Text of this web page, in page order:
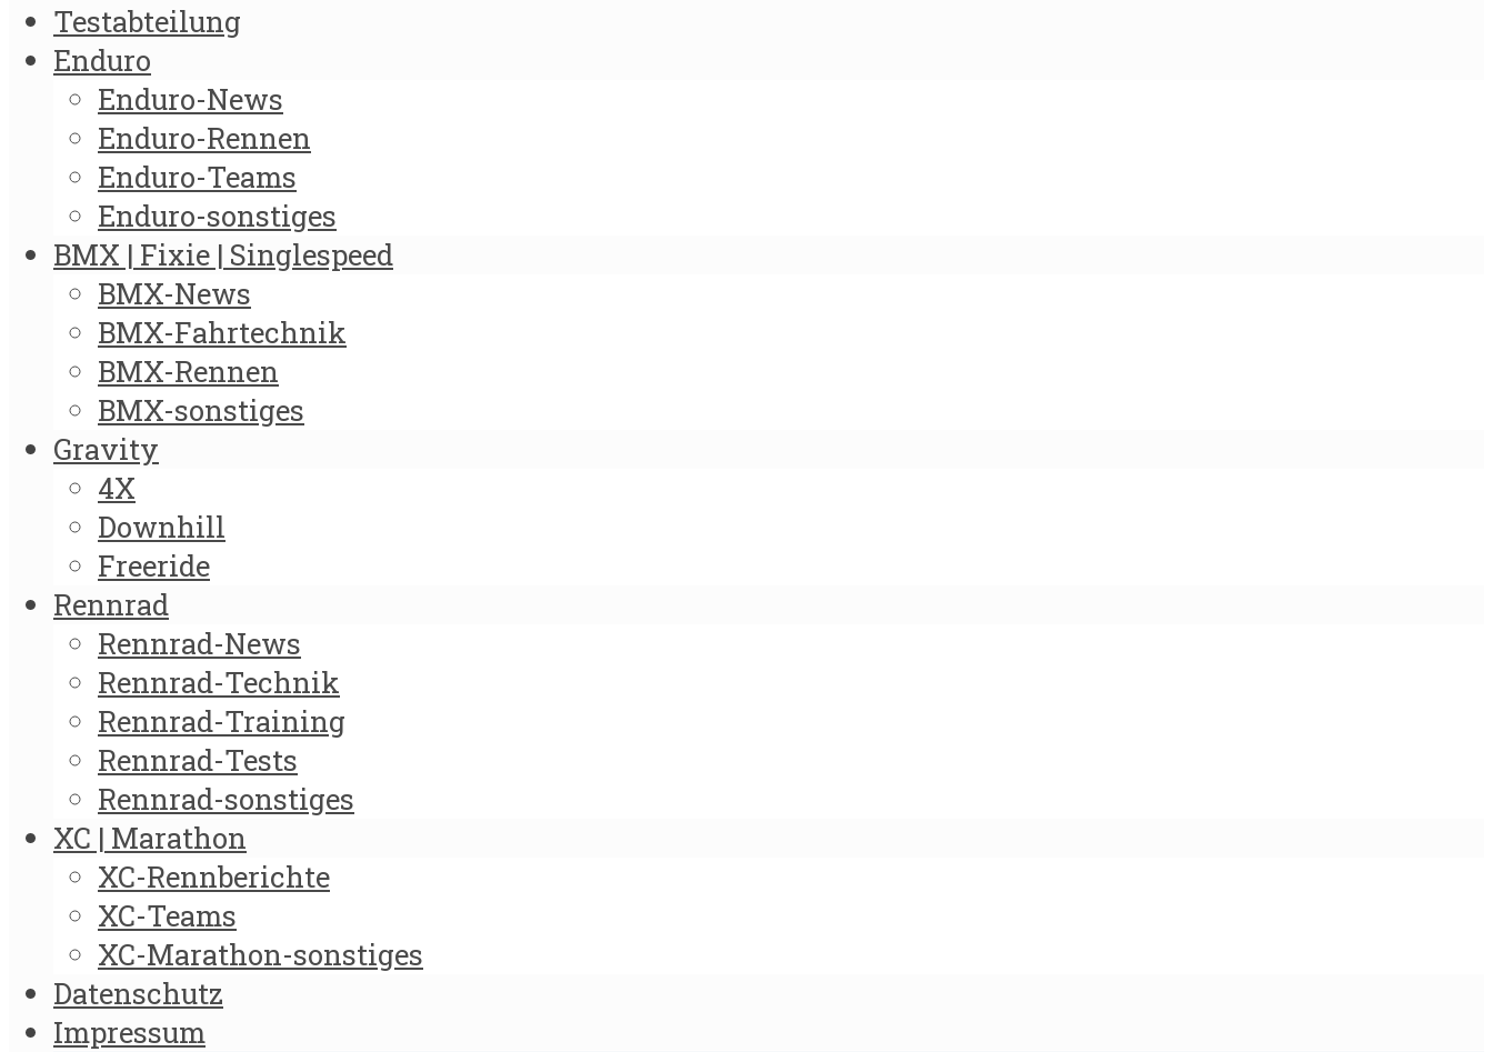
Testabteilung
Enduro
Enduro-News
Enduro-Rennen
Enduro-Teams
Enduro-sonstiges
BMX | Fixie | Singlespeed
BMX-News
BMX-Fahrtechnik
BMX-Rennen
BMX-sonstiges
Gravity
4X
Downhill
Freeride
Rennrad
Rennrad-News
Rennrad-Technik
Rennrad-Training
Rennrad-Tests
Rennrad-sonstiges
XC | Marathon
XC-Rennberichte
XC-Teams
XC-Marathon-sonstiges
Datenschutz
Impressum